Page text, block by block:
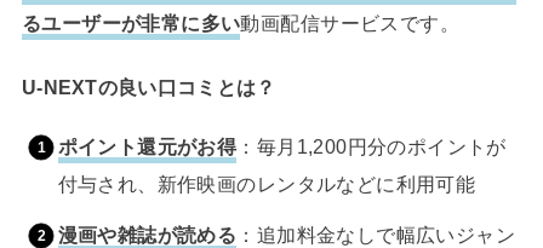
るユーザーが非常に多い動画配信サービスです。
U-NEXTの良い口コミとは？
ポイント還元がお得：毎月1,200円分のポイントが
付与され、新作映画のレンタルなどに利用可能
漫画や雑誌が読める ：追加料金なしで幅広いジャン